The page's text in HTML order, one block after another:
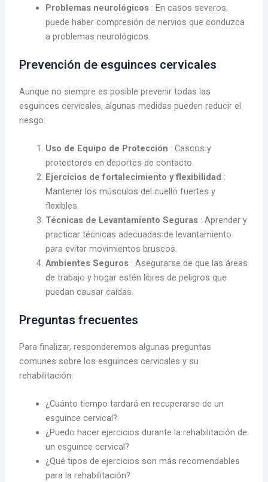
Problemas neurológicos : En casos severos,
puede haber compresión de nervios que conduzca
a problemas neurológicos.
Prevención de esguinces cervicales
Aunque no siempre es posible prevenir todas las
esguinces cervicales, algunas medidas pueden reducir el
riesgo:
Uso de Equipo de Protección : Cascos y
protectores en deportes de contacto.
Ejercicios de fortalecimiento y flexibilidad :
Mantener los músculos del cuello fuertes y
flexibles.
Técnicas de Levantamiento Seguras : Aprender y
practicar técnicas adecuadas de levantamiento
para evitar movimientos bruscos.
Ambientes Seguros : Asegurarse de que las áreas
de trabajo y hogar estén libres de peligros que
puedan causar caídas.
Preguntas frecuentes
Para finalizar, responderemos algunas preguntas
comunes sobre los esguinces cervicales y su
rehabilitación:
¿Cuánto tiempo tardará en recuperarse de un
esguince cervical?
¿Puedo hacer ejercicios durante la rehabilitación de
un esguince cervical?
¿Qué tipos de ejercicios son más recomendables
para la rehabilitación?